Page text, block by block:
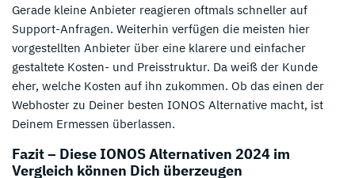
Gerade kleine Anbieter reagieren oftmals schneller auf
Support-Anfragen. Weiterhin verfügen die meisten hier
vorgestellten Anbieter über eine klarere und einfacher
gestaltete Kosten- und Preisstruktur. Da weiß der Kunde
eher, welche Kosten auf ihn zukommen. Ob das einen der
Webhoster zu Deiner besten IONOS Alternative macht, ist
Deinem Ermessen überlassen.
Fazit – Diese IONOS Alternativen 2024 im
Vergleich können Dich überzeugen